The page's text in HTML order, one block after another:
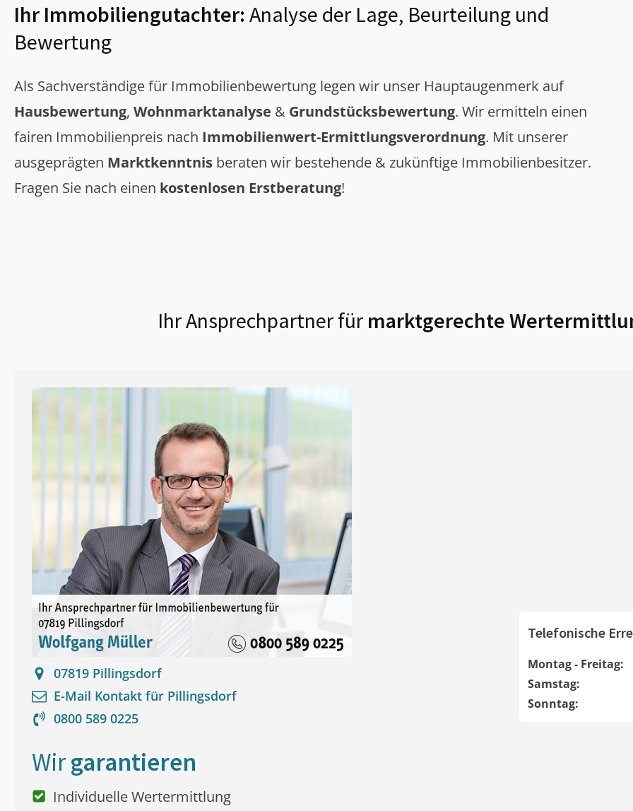
Ihr Immobiliengutachter: Analyse der Lage, Beurteilung und
Bewertung
Als Sachverständige für Immobilienbewertung legen wir unser Hauptaugenmerk auf
Hausbewertung, Wohnmarktanalyse & Grundstücksbewertung. Wir ermitteln einen
fairen Immobilienpreis nach Immobilienwert-Ermittlungsverordnung. Mit unserer
ausgeprägten Marktkenntnis beraten wir bestehende & zukünftige Immobilienbesitzer.
Fragen Sie nach einen kostenlosen Erstberatung!
Ihr Ansprechpartner fürmarktgerechte
07819 Pillingsdorf
E-Mail Kontakt für Pillingsdorf
0800 589 0225
Telefonische
Montag - Freitag:
Samstag:
Sonntag:
Wirgarantieren
Individuelle Wertermittlung